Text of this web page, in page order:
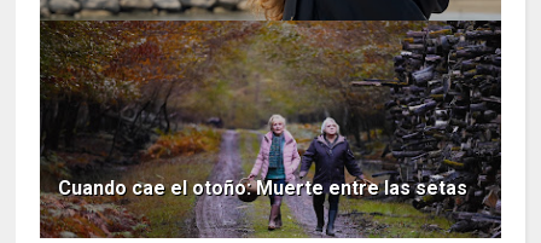
Cuando cae el otoño: Muerte entre las setas